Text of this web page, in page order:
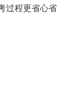
过程更省心省